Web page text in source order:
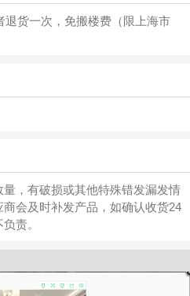
退货一次，免搬楼费（限上海市
，有破损或其他特殊错发漏发情
会及时补发产品，如确认收货24
责。